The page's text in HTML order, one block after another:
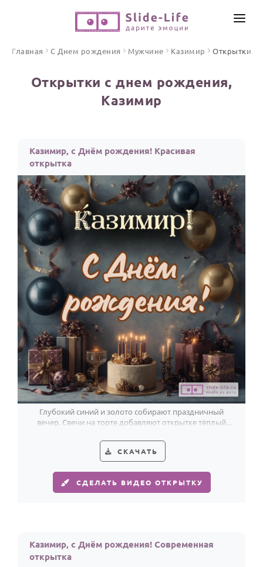
Открытки
Стихи и тексты
ПРАЗДНИКИ
С Днем рождения
Юбилей
Свадьба
Годовщина свадьбы
Календарь праздников
КОМУ
Женщине
Мужчине
Маме
Папе
Детям
Все родственники
ПЕРСОНАЛЬНЫЕ
Пожелания
ИНСТРУМЕНТЫ
ОТЗЫВЫ
Главная С Днем рождения Мужчине Казимир Открытки
Открытки с днем рождения,
Казимир
Казимир, с Днём рождения! Красивая
открытка
Глубокий синий и золото собирают праздничный
вечер. Свечи на торте добавляют открытке тёплый
СКАЧАТЬ
СДЕЛАТЬ ВИДЕО ОТКРЫТКУ
Казимир, с Днём рождения! Современная
открытка